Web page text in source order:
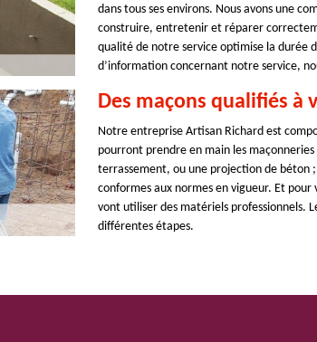
dans tous ses environs. Nous avons une
construire, entretenir et réparer
qualité de notre service optimise la durée
d’information concernant notre service,
Des maçons qualifiés à
Notre entreprise Artisan Richard est
pourront prendre en main les
terrassement, ou une projection de béton
conformes aux normes en vigueur. Et
vont utiliser des matériels professionnels.
différentes étapes.